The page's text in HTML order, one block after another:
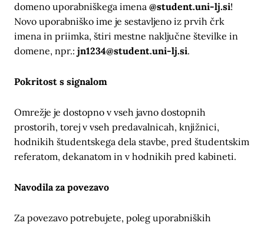
domeno uporabniškega imena @student.uni-lj.si!
Novo uporabniško ime je sestavljeno iz prvih črk
imena in priimka, štiri mestne naključne številke in
domene, npr.: jn1234@student.uni-lj.si.
Pokritost s signalom
Omrežje je dostopno v vseh javno dostopnih
prostorih, torej v vseh predavalnicah, knjižnici,
hodnikih študentskega dela stavbe, pred študentskim
referatom, dekanatom in v hodnikih pred kabineti.
Navodila za povezavo
Za povezavo potrebujete, poleg uporabniških